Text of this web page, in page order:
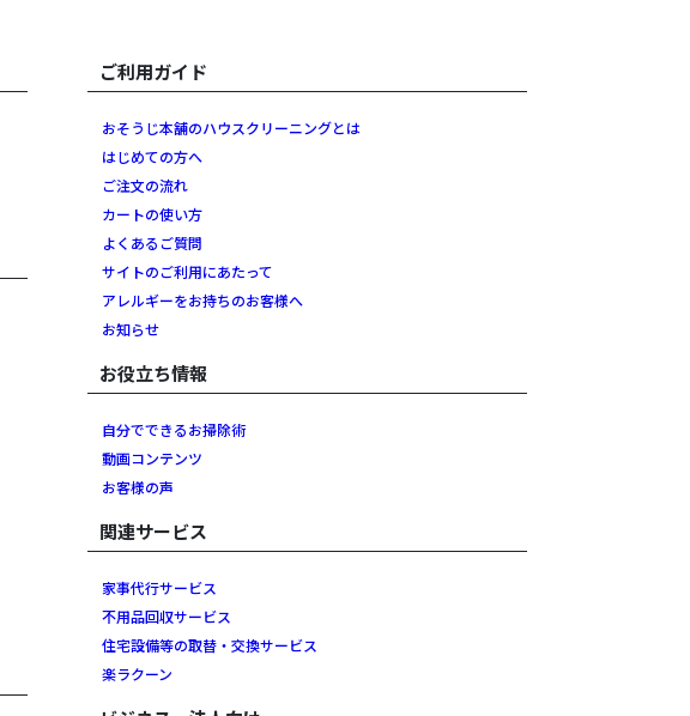
ご利用ガイド
おそうじ本舗のハウスクリーニングとは
はじめての方へ
ご注文の流れ
カートの使い方
よくあるご質問
サイトのご利用にあたって
アレルギーをお持ちのお客様へ
お知らせ
お役立ち情報
自分でできるお掃除術
動画コンテンツ
お客様の声
関連サービス
家事代行サービス
不用品回収サービス
住宅設備等の取替・交換サービス
楽ラクーン